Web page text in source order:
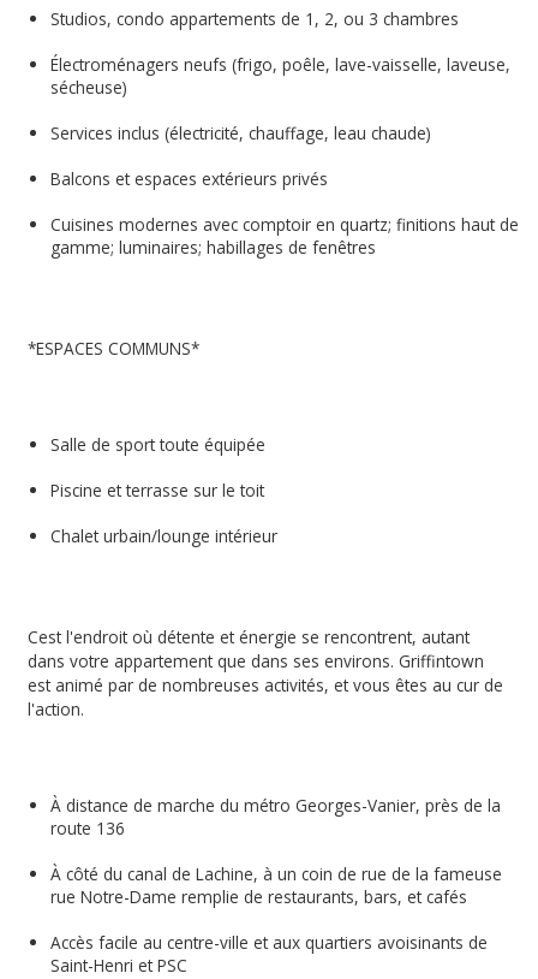
Studios, condo appartements de 1, 2, ou 3 chambres
Électroménagers neufs (frigo, poêle, lave-vaisselle, laveuse,
sécheuse)
Services inclus (électricité, chauffage, leau chaude)
Balcons et espaces extérieurs privés
Cuisines modernes avec comptoir en quartz; finitions haut de
gamme; luminaires; habillages de fenêtres
*ESPACES COMMUNS*
Salle de sport toute équipée
Piscine et terrasse sur le toit
Chalet urbain/lounge intérieur
Cest l'endroit où détente et énergie se rencontrent, autant
dans votre appartement que dans ses environs. Griffintown
est animé par de nombreuses activités, et vous êtes au cur de
l'action.
À distance de marche du métro Georges-Vanier, près de la
route 136
À côté du canal de Lachine, à un coin de rue de la fameuse
rue Notre-Dame remplie de restaurants, bars, et cafés
Accès facile au centre-ville et aux quartiers avoisinants de
Saint-Henri et PSC